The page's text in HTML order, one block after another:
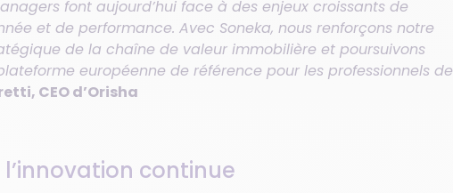
font aujourd’hui face à des enjeux croissants de
et de performance. Avec Soneka, nous renforçons notre
de la chaîne de valeur immobilière et poursuivons
européenne de référence pour les professionnels de
CEO d’Orisha
l’innovation continue